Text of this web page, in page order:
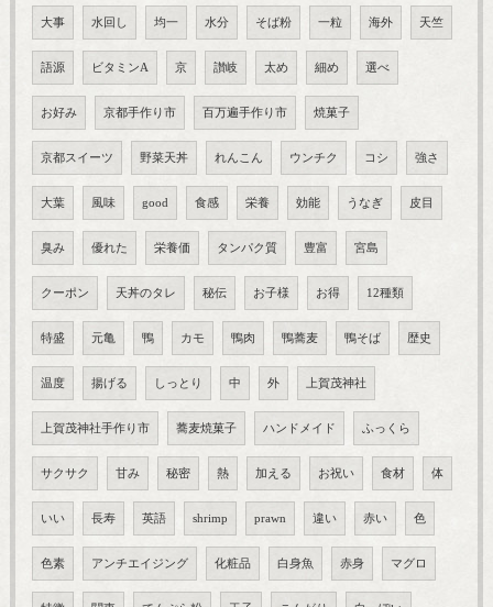
大事 水回し 均一 水分 そば粉 一粒 海外 天竺
語源 ビタミンA 京 讃岐 太め 細め 選べ
お好み 京都手作り市 百万遍手作り市 焼菓子
京都スイーツ 野菜天丼 れんこん ウンチク コシ 強さ
大葉 風味 good 食感 栄養 効能 うなぎ 皮目
臭み 優れた 栄養価 タンパク質 豊富 宮島
クーポン 天丼のタレ 秘伝 お子様 お得 12種類
特盛 元亀 鴨 カモ 鴨肉 鴨蕎麦 鴨そば 歴史
温度 揚げる しっとり 中 外 上賀茂神社
上賀茂神社手作り市 蕎麦焼菓子 ハンドメイド ふっくら
サクサク 甘み 秘密 熱 加える お祝い 食材 体
いい 長寿 英語 shrimp prawn 違い 赤い 色
色素 アンチエイジング 化粧品 白身魚 赤身 マグロ